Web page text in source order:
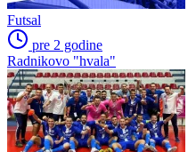
Futsal
pre 2 godine
Radnikovo "hvala"